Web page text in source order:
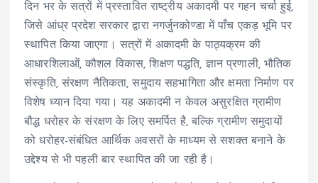
दिन भर के सत्रों में प्रस्तावित राष्ट्रीय अकादमी पर गहन चर्चा हुई,
जिसे आंध्र प्रदेश सरकार द्वारा नगर्जुनकोण्डा में पाँच एकड़ भूमि पर
स्थापित किया जाएगा। सत्रों में अकादमी के पाठ्यक्रम की
आधारशिलाओं, कौशल विकास, शिक्षण पद्धति, ज्ञान प्रणाली, भौतिक
संस्कृति, संरक्षण नैतिकता, समुदाय सहभागिता और क्षमता निर्माण पर
विशेष ध्यान दिया गया। यह अकादमी न केवल असुरक्षित ग्रामीण
बौद्ध धरोहर के संरक्षण के लिए समर्पित है, बल्कि ग्रामीण समुदायों
को धरोहर-संबंधित आर्थिक अवसरों के माध्यम से सशक्त बनाने के
उद्देश्य से भी पहली बार स्थापित की जा रही है।